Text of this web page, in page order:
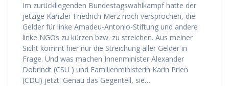
Im zurückliegenden Bundestagswahlkampf hatte der
jetzige Kanzler Friedrich Merz noch versprochen, die
Gelder für linke Amadeu-Antonio-Stiftung und andere
linke NGOs zu kürzen bzw. zu streichen. Aus meiner
Sicht kommt hier nur die Streichung aller Gelder in
Frage. Und was machen Innenminister Alexander
Dobrindt (CSU ) und Familienministerin Karin Prien
(CDU) jetzt. Genau das Gegenteil, sie…